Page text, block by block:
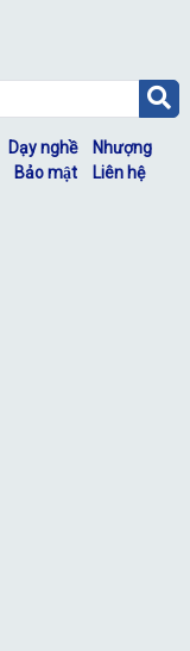
Dạy nghề
Nhượng
Bảo mật Liên hệ